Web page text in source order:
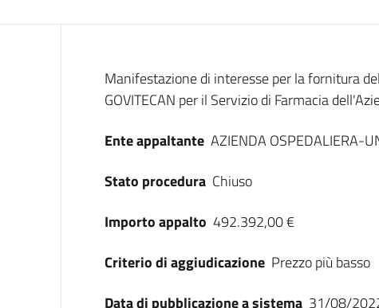
Dati del bando
Manifestazione di interesse per la fornitura
GOVITECAN per il Servizio di Farmacia
Ente appaltante AZIENDA OSPEDALIERA-
Stato procedura Chiuso
Importo appalto 492.392,00 €
Criterio di aggiudicazione Prezzo più basso
Data di pubblicazione a sistema 31/08/